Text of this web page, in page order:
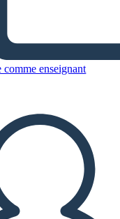
comme enseignant